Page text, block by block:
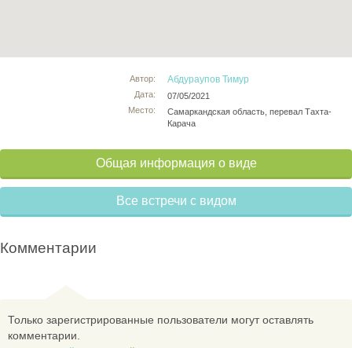
Автор:
Дата:
Место:
Абдураупов Тимур
07/05/2021
Самаркандская область, перевал Тахта-
Карача
Общая информация о виде
Все встречи с видом
Комментарии
Только зарегистрированные пользователи могут оставлять
комментарии.